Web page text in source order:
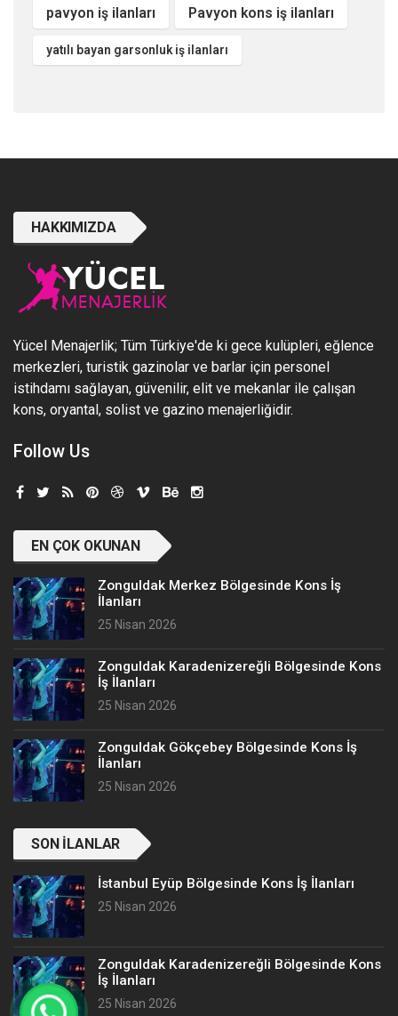
pavyon iş ilanları Pavyon kons iş ilanları
yatılı bayan garsonluk iş ilanları
HAKKIMIZDA
Yücel Menajerlik; Tüm Türkiye'de ki gece kulüpleri, eğlence
merkezleri, turistik gazinolar ve barlar için personel
istihdamı sağlayan, güvenilir, elit ve mekanlar ile çalışan
kons, oryantal, solist ve gazino menajerliğidir.
Follow Us
EN ÇOK OKUNAN
Zonguldak Merkez Bölgesinde Kons İş
İlanları
25 Nisan 2026
Zonguldak Karadenizereğli Bölgesinde Kons
İş İlanları
25 Nisan 2026
Zonguldak Gökçebey Bölgesinde Kons İş
İlanları
25 Nisan 2026
SON İLANLAR
İstanbul Eyüp Bölgesinde Kons İş İlanları
25 Nisan 2026
Zonguldak Karadenizereğli Bölgesinde Kons
İş İlanları
25 Nisan 2026